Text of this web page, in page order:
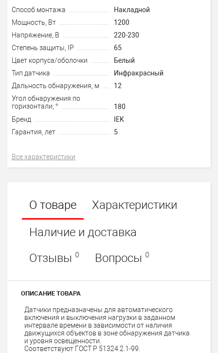
Способ монтажа
Накладной
Мощность, Вт
1200
Напряжение, В
220-230
Степень защиты, IP
65
Цвет корпуса/оболочки
Белый
Тип датчика
Инфракрасный
Дальность обнаружения, м
12
Угол обнаружения по
горизонтали, °
180
Бренд
IEK
Гарантия, лет
5
Все характеристики
О товаре
Характеристики
Наличие и доставка
Отзывы 0 Вопросы 0
ОПИСАНИЕ ТОВАРА
Датчики предназначены для автоматического
включения и выключения нагрузки в заданном
интервале времени в зависимости от наличия
движущихся объектов в зоне обнаружения датчика
и уровня освещенности.
Соответствуют ГОСТ Р 51324.2.1-99.